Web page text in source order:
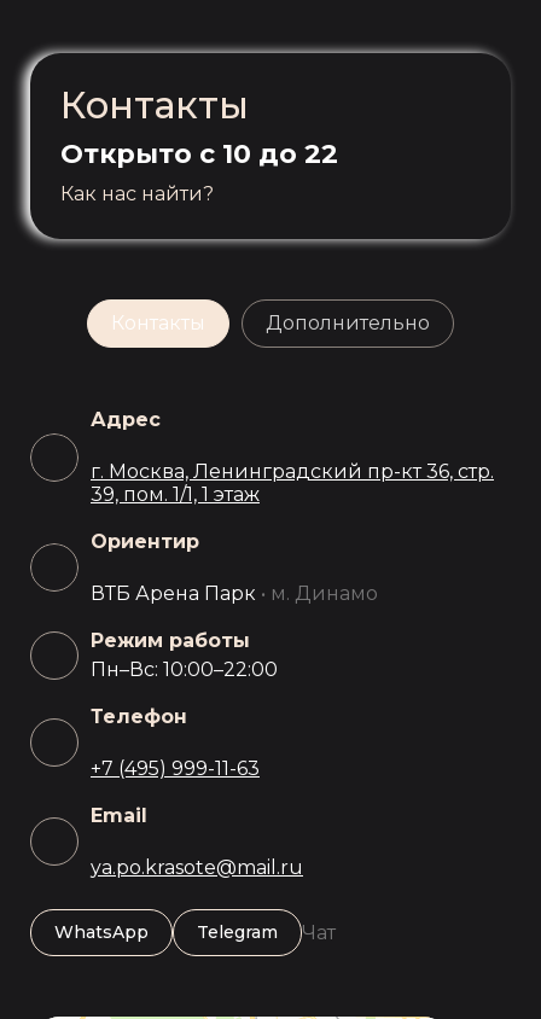
Контакты
Открыто с 10 до 22
Как нас найти?
Контакты Дополнительно
Адрес
г. Москва, Ленинградский пр-кт 36, стр.
39, пом. 1/1, 1 этаж
Ориентир
ВТБ Арена Парк • м. Динамо
Режим работы
Пн–Вс: 10:00–22:00
Телефон
+7 (495) 999-11-63
Email
ya.po.krasote@mail.ru
WhatsApp Telegram Чат